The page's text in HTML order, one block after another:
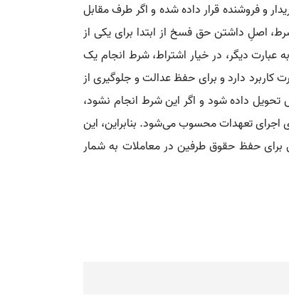
و فروشنده قرار داده شده و اگر طرف مقابل
اصلِ داشتن حق فسخ از ابتدا برای یکی از
دیگر، در خیار اشتراط، شرط انجام یک
دارد و برای حفظ عدالت و جلوگیری از
داده شود و اگر این شرط انجام نشود،
اجرای تعهدات محسوب می‌شود. بنابراین، این
حفظ حقوق طرفین در معاملات به شمار